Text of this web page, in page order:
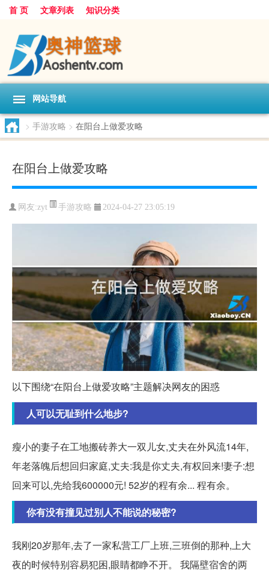
首 页 文章列表 知识分类
网站导航
> 手游攻略 > 在阳台上做爱攻略
在阳台上做爱攻略
网友:zyt 手游攻略 2024-04-27 23:05:19
以下围绕“在阳台上做爱攻略”主题解决网友的困惑
人可以无耻到什么地步?
瘦小的妻子在工地搬砖养大一双儿女,丈夫在外风流14年,
年老落魄后想回归家庭,丈夫:我是你丈夫,有权回来!妻子:想
回来可以,先给我600000元! 52岁的程有余... 程有余。
你有没有撞见过别人不能说的秘密?
我刚20岁那年,去了一家私营工厂上班,三班倒的那种,上大
夜的时候特别容易犯困,眼睛都睁不开。 我隔壁宿舍的两